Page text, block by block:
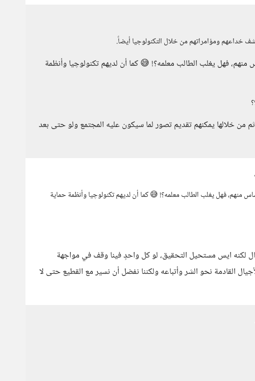
خداعهم ومؤامراتهم من خلال التكنولوجيا أيضاً.
منهم، فهل يغلب الطالب معلمه؟! 😅 كما أن لديهم تكنولوچيا وأنظمة
من خلالها يمكنهم تقديم تصور لما سيكون عليه المجتمع ولو حتى بعد
منهم، فهل يغلب الطالب معلمه؟! 😅 كما أن لديهم تكنولوچيا وأنظمة حماية
لكنه ايس مستحيل التحقيق، لو كل واحدٍ فينا وقف في مواجهة
القادمة نحو الشر وأتباعه ولكننا نفضل أن نسير مع القطيع حتى لا